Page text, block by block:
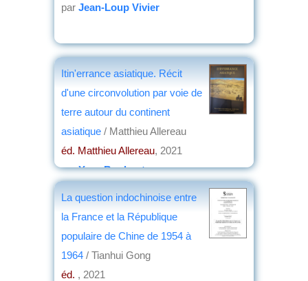
par Jean-Loup Vivier
Itin'errance asiatique. Récit
d'une circonvolution par voie de
terre autour du continent
asiatique / Matthieu Allereau
éd. Matthieu Allereau, 2021
parYves Boulvert
La question indochinoise entre
la France et la République
populaire de Chine de 1954 à
1964 / Tianhui Gong
éd. , 2021